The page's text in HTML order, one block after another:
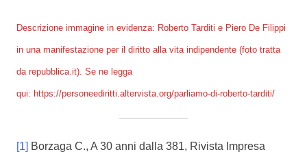
Descrizione immagine in evidenza: Roberto Tarditi e Piero De Filippi
in una manifestazione per il diritto alla vita indipendente (foto tratta
da repubblica.it). Se ne legga
qui: https://personeediritti.altervista.org/parliamo-di-roberto-tarditi/
[1] Borzaga C., A 30 anni dalla 381, Rivista Impresa